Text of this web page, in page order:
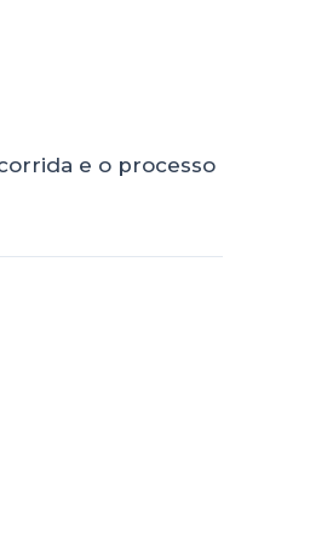
e o processo